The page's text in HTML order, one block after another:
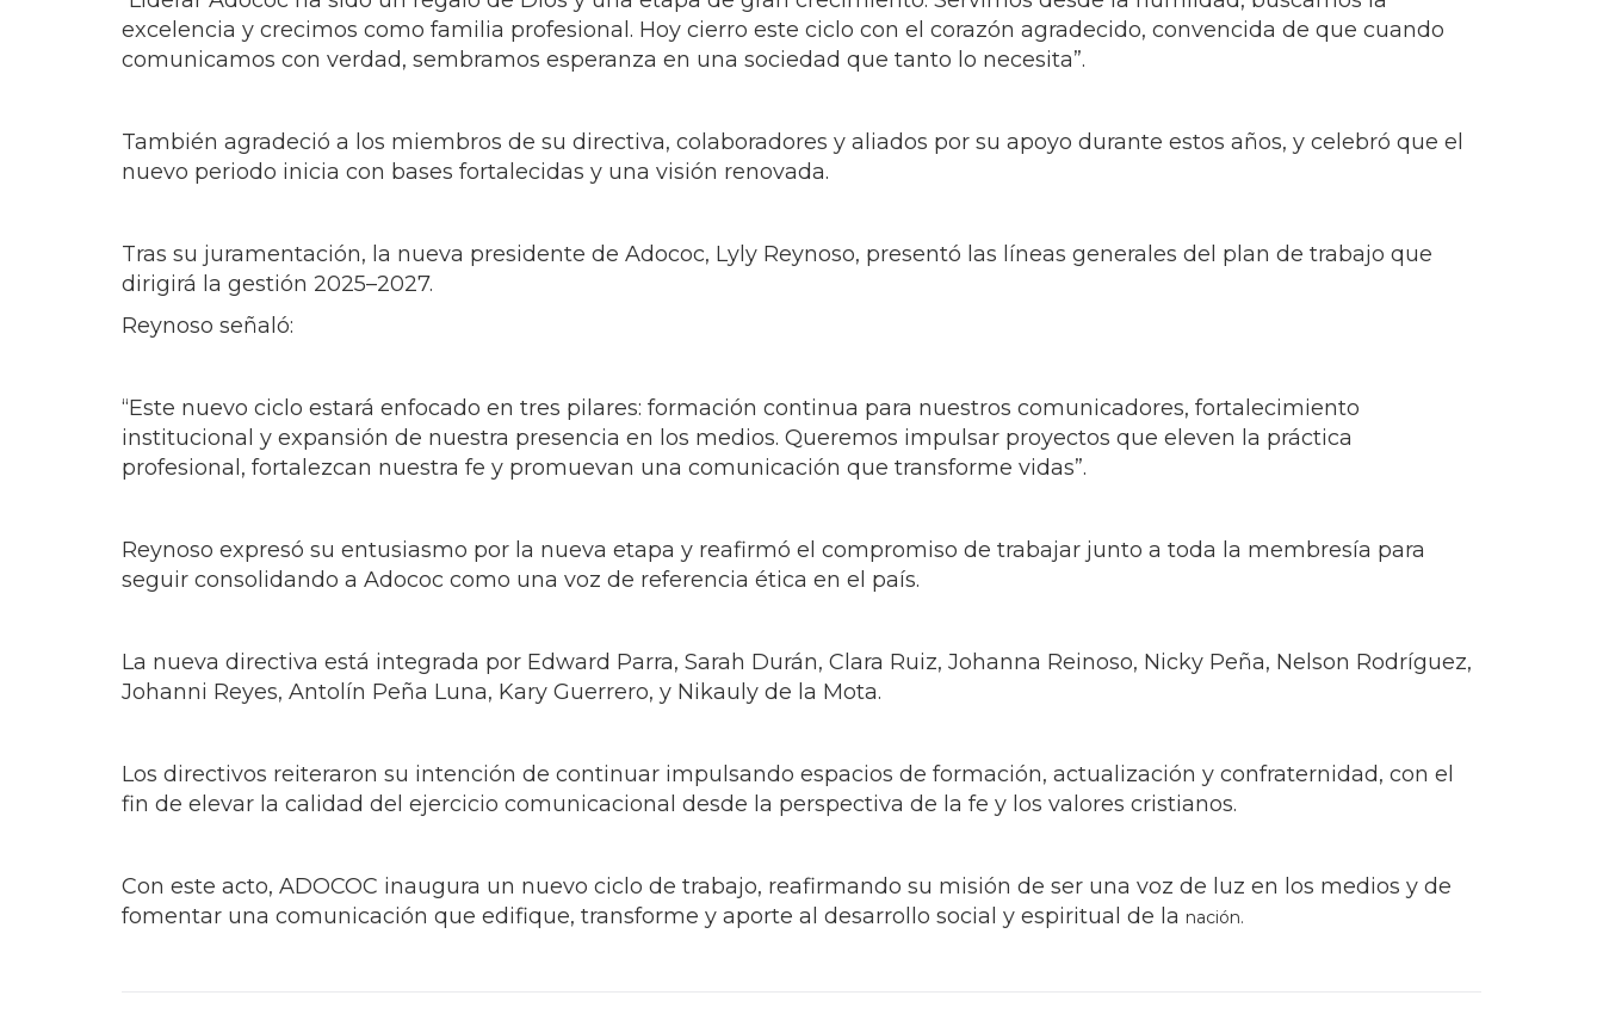
excelencia y crecimos como familia profesional. Hoy cierro este ciclo con el corazón agradecido, convencida de que cuando
comunicamos con verdad, sembramos esperanza en una sociedad que tanto lo necesita”.
También agradeció a los miembros de su directiva, colaboradores y aliados por su apoyo durante estos años, y celebró que el
nuevo periodo inicia con bases fortalecidas y una visión renovada.
Tras su juramentación, la nueva presidente de Adococ, Lyly Reynoso, presentó las líneas generales del plan de trabajo que
dirigirá la gestión 2025–2027.
Reynoso señaló:
“Este nuevo ciclo estará enfocado en tres pilares: formación continua para nuestros comunicadores, fortalecimiento
institucional y expansión de nuestra presencia en los medios. Queremos impulsar proyectos que eleven la práctica
profesional, fortalezcan nuestra fe y promuevan una comunicación que transforme vidas”.
Reynoso expresó su entusiasmo por la nueva etapa y reafirmó el compromiso de trabajar junto a toda la membresía para
seguir consolidando a Adococ como una voz de referencia ética en el país.
La nueva directiva está integrada por Edward Parra, Sarah Durán, Clara Ruiz, Johanna Reinoso, Nicky Peña, Nelson Rodríguez,
Johanni Reyes, Antolín Peña Luna, Kary Guerrero, y Nikauly de la Mota.
Los directivos reiteraron su intención de continuar impulsando espacios de formación, actualización y confraternidad, con el
fin de elevar la calidad del ejercicio comunicacional desde la perspectiva de la fe y los valores cristianos.
Con este acto, ADOCOC inaugura un nuevo ciclo de trabajo, reafirmando su misión de ser una voz de luz en los medios y de
fomentar una comunicación que edifique, transforme y aporte al desarrollo social y espiritual de la nación.